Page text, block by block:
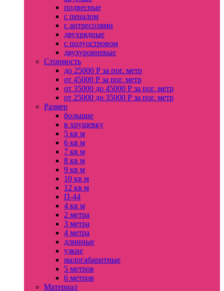
подвесные
с пеналом
с антресолями
двухрядные
с полуостровом
двухуровневые
Стоимость
до 25000 Р за пог. метр
от 45000 Р за пог. метр
от 35000 до 45000 Р за пог. метр
от 25000 до 35000 Р за пог. метр
Размер
большие
в хрущевку
5 кв м
6 кв м
7 кв м
8 кв м
9 кв м
10 кв м
12 кв м
П-44
4 кв м
2 метра
3 метра
4 метра
длинные
узкие
малогабаритные
5 метров
6 метров
Материал